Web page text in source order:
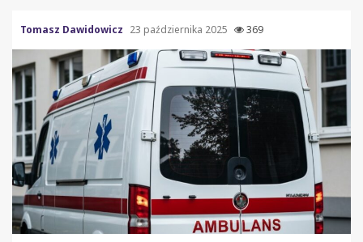
Tomasz Dawidowicz 23 października 2025 369